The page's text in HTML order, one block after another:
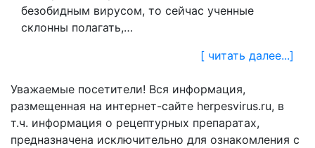
безобидным вирусом, то сейчас ученные
склонны полагать,…
[ читать далее...]
Уважаемые посетители! Вся информация,
размещенная на интернет-сайте herpesvirus.ru, в
т.ч. информация о рецептурных препаратах,
предназначена исключительно для ознакомления с